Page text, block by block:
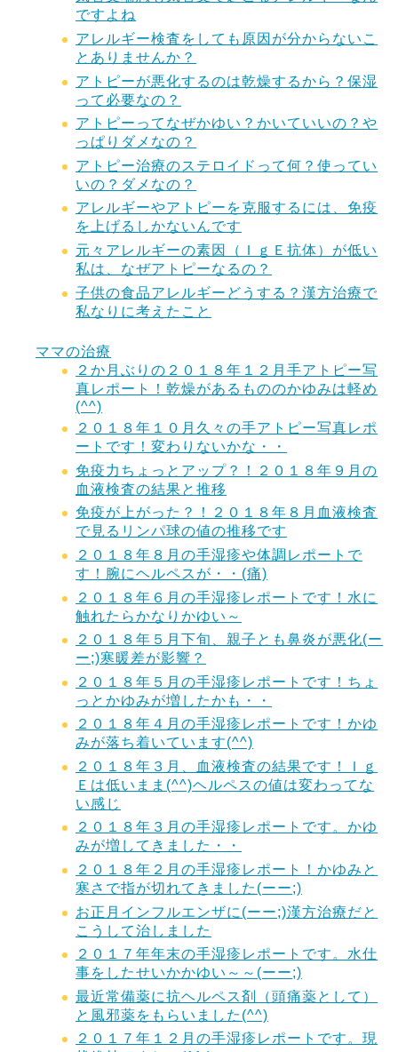
ですよね
アレルギー検査をしても原因が分からないこ
とありませんか？
アトピーが悪化するのは乾燥するから？保湿
って必要なの？
アトピーってなぜかゆい？かいていいの？や
っぱりダメなの？
アトピー治療のステロイドって何？使ってい
いの？ダメなの？
アレルギーやアトピーを克服するには、免疫
を上げるしかないんです
元々アレルギーの素因（ＩｇＥ抗体）が低い
私は、なぜアトピーなるの？
子供の食品アレルギーどうする？漢方治療で
私なりに考えたこと
ママの治療
２か月ぶりの２０１８年１２月手アトピー写
真レポート！乾燥があるもののかゆみは軽め
(^^)
２０１８年１０月久々の手アトピー写真レポ
ートです！変わりないかな・・
免疫力ちょっとアップ？！２０１８年９月の
血液検査の結果と推移
免疫が上がった？！２０１８年８月血液検査
で見るリンパ球の値の推移です
２０１８年８月の手湿疹や体調レポートで
す！腕にヘルペスが・・(痛)
２０１８年６月の手湿疹レポートです！水に
触れたらかなりかゆい～
２０１８年５月下旬、親子とも鼻炎が悪化(ー
ー;)寒暖差が影響？
２０１８年５月の手湿疹レポートです！ちょ
っとかゆみが増したかも・・
２０１８年４月の手湿疹レポートです！かゆ
みが落ち着いています(^^)
２０１８年３月、血液検査の結果です！Ｉｇ
Ｅは低いまま(^^)ヘルペスの値は変わってな
い感じ
２０１８年３月の手湿疹レポートです。かゆ
みが増してきました・・
２０１８年２月の手湿疹レポート！かゆみと
寒さで指が切れてきました(ーー;)
お正月インフルエンザに(ーー;)漢方治療だと
こうして治しました
２０１７年年末の手湿疹レポートです。水仕
事をしたせいかかゆい～～(ーー;)
最近常備薬に抗ヘルペス剤（頭痛薬として）
と風邪薬をもらいました(^^)
２０１７年１２月の手湿疹レポートです。現